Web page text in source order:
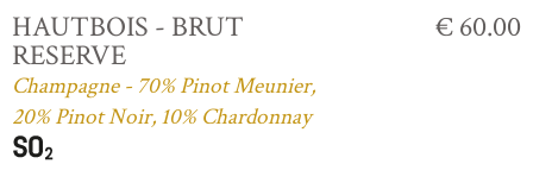
HAUTBOIS - BRUT
RESERVE
Champagne - 70% Pinot Meunier,
20% Pinot Noir, 10% Chardonnay
€ 60.00